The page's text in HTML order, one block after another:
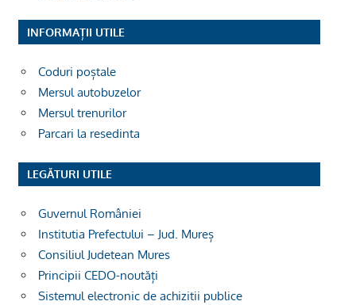
INFORMAȚII UTILE
Coduri poștale
Mersul autobuzelor
Mersul trenurilor
Parcari la resedinta
LEGĂTURI UTILE
Guvernul României
Institutia Prefectului – Jud. Mureș
Consiliul Judetean Mures
Principii CEDO-noutăți
Sistemul electronic de achizitii publice